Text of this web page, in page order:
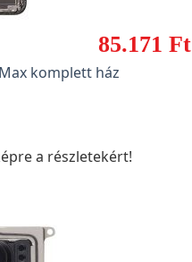
85.171 Ft
komplett ház
a részletekért!